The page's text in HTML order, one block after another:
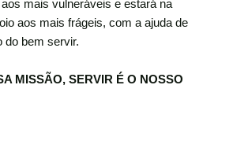
mais vulneráveis e estará na
aos mais frágeis, com a ajuda de
do bem servir.
MISSÃO, SERVIR É O NOSSO